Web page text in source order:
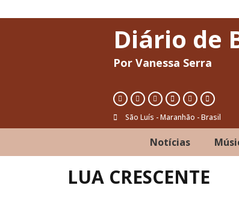
Diário de
Por Vanessa Serra
São Luís - Maranhão - Brasil
Notícias
LUA CRESCENTE